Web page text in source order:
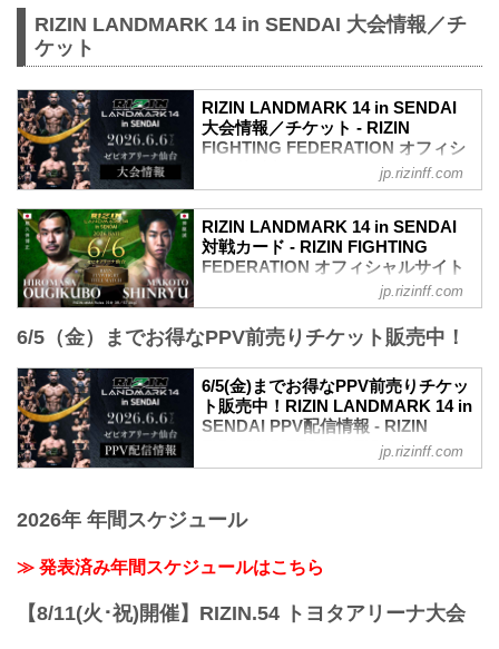
限定で「前夜祭ムービー」も公開！前夜
祭ムービーは25分越えの大ボリュームな
要はこちら▽ 2025/5/19 公開 6/13(土)開
催『RIZIN LANDMARK 11 in SAPPORO
前夜祭』ファンクラブ参加者大...
RIZIN LANDMARK 14 in SENDAI 大会情報／チ
ケット
RIZIN LANDMARK 14 in SENDAI
大会情報／チケット - RIZIN
FIGHTING FEDERATION オフィシ
要
開催日時
2026年6月6日（土）13:00開場（予定）／
※開場・開始時間は予定です。決定次第
RIZIN FFオフィシャルサイトにてご案内
します。
会場
ゼビオアリーナ仙台
JR「長町駅」東口：徒歩 約5分
地下鉄南北線「長町駅」北1出口：徒歩
アクセス/周辺マップ - ゼビオアリーナ仙
ナスポーツ」や「エンターテインメン
jp.rizinff.com
RIZIN LANDMARK 14 in SENDAI
対戦カード - RIZIN FIGHTING
FEDERATION オフィシャルサイト
フライ級タイトルマッチ／扇久保博正 vs.
フライ級タイトルマッチ
扇久保博正 vs. 神龍誠
元谷友貴 vs. トニー・ララミー
RIZIN MMAルール：5分 3R（57.0kg）
元谷友貴 vs. トニー・ララミー
矢地祐介 vs. ISAO
“ブラックパンサー”ベイノア vs. 芳賀ビラ
RIZIN MMAルール：5分3R（71.0kg）...
jp.rizinff.com
6/5（金）までお得なPPV前売りチケット販売中！
6/5(金)までお得なPPV前売りチケッ
ト販売中！RIZIN LANDMARK 14 in
SENDAI PPV配信情報 - RIZIN
FIGHTING FEDERATION オフィシ
ャルサイト
配信チケットが、5月15日（金）12時より
ABEMA、U-NEXTにて販売がスタートし
たぞ！（※スカパー！は5/23(土)販売開
お得なPPV前売りチケットは、大会前日
jp.rizinff.com
2026年 年間スケジュール
≫ 発表済み年間スケジュールはこちら
【8/11(火･祝)開催】RIZIN.54 トヨタアリーナ大会